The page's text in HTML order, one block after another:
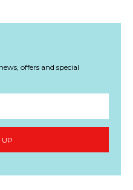
offers and special
UP